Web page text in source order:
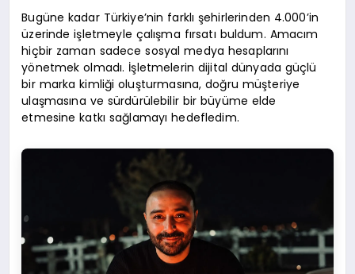
Bugüne kadar Türkiye’nin farklı şehirlerinden 4.000’in
üzerinde işletmeyle çalışma fırsatı buldum. Amacım
hiçbir zaman sadece sosyal medya hesaplarını
yönetmek olmadı. İşletmelerin dijital dünyada güçlü
bir marka kimliği oluşturmasına, doğru müşteriye
ulaşmasına ve sürdürülebilir bir büyüme elde
etmesine katkı sağlamayı hedefledim.